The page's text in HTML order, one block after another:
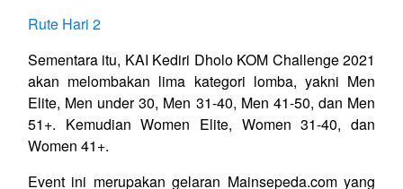
Rute Hari 2
Sementara itu, KAI Kediri Dholo KOM Challenge 2021
akan melombakan lima kategori lomba, yakni Men
Elite, Men under 30, Men 31-40, Men 41-50, dan Men
51+. Kemudian Women Elite, Women 31-40, dan
Women 41+.
Event ini merupakan gelaran Mainsepeda.com yang